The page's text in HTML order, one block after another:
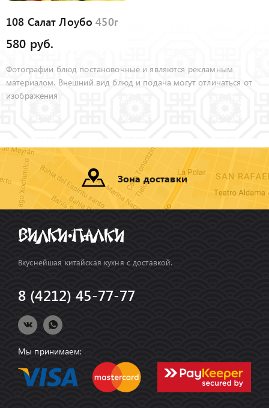
108 Салат Лоубо450г
580 руб.
Фотографии блюд постановочные и являются рекламным
материалом. Внешний вид блюд и подача могут отличаться от
изображения
Зона доставки
Вкуснейшая китайская кухня с доставкой.
8 (4212) 45-77-77
Мы принимаем: